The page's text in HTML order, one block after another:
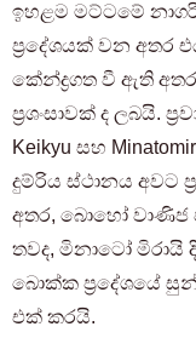
ඉහළම මට්ටමේ
ප්‍රදේශයක් වන අතර
කේන්ද්‍රගත වී ඇති
ප්‍රශංසාවක් ද ලබයි.
Keikyu සහ
දුම්රිය ස්ථානය අවට
අතර, බොහෝ
තවද, මිනාටෝ මිරායි
බොක්ක ප්‍රදේශයේ
එක් කරයි.